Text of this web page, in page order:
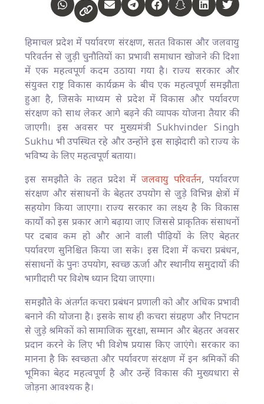
हिमाचल प्रदेश में पर्यावरण संरक्षण, सतत विकास और जलवायु
परिवर्तन से जुड़ी चुनौतियों का प्रभावी समाधान खोजने की दिशा
में एक महत्वपूर्ण कदम उठाया गया है। राज्य सरकार और
संयुक्त राष्ट्र विकास कार्यक्रम के बीच एक महत्वपूर्ण समझौता
हुआ है, जिसके माध्यम से प्रदेश में विकास और पर्यावरण
संरक्षण को साथ लेकर आगे बढ़ने की व्यापक योजना तैयार की
जाएगी। इस अवसर पर मुख्यमंत्री Sukhvinder Singh
Sukhu भी उपस्थित रहे और उन्होंने इस साझेदारी को राज्य के
भविष्य के लिए महत्वपूर्ण बताया।
इस समझौते के तहत प्रदेश में जलवायु परिवर्तन, पर्यावरण
संरक्षण और संसाधनों के बेहतर उपयोग से जुड़े विभिन्न क्षेत्रों में
सहयोग किया जाएगा। राज्य सरकार का लक्ष्य है कि विकास
कार्यों को इस प्रकार आगे बढ़ाया जाए जिससे प्राकृतिक संसाधनों
पर दबाव कम हो और आने वाली पीढ़ियों के लिए बेहतर
पर्यावरण सुनिश्चित किया जा सके। इस दिशा में कचरा प्रबंधन,
संसाधनों के पुनः उपयोग, स्वच्छ ऊर्जा और स्थानीय समुदायों की
भागीदारी पर विशेष ध्यान दिया जाएगा।
समझौते के अंतर्गत कचरा प्रबंधन प्रणाली को और अधिक प्रभावी
बनाने की योजना है। इसके साथ ही कचरा संग्रहण और निपटान
से जुड़े श्रमिकों को सामाजिक सुरक्षा, सम्मान और बेहतर अवसर
प्रदान करने के लिए भी विशेष प्रयास किए जाएंगे। सरकार का
मानना है कि स्वच्छता और पर्यावरण संरक्षण में इन श्रमिकों की
भूमिका बेहद महत्वपूर्ण है और उन्हें विकास की मुख्यधारा से
जोड़ना आवश्यक है।